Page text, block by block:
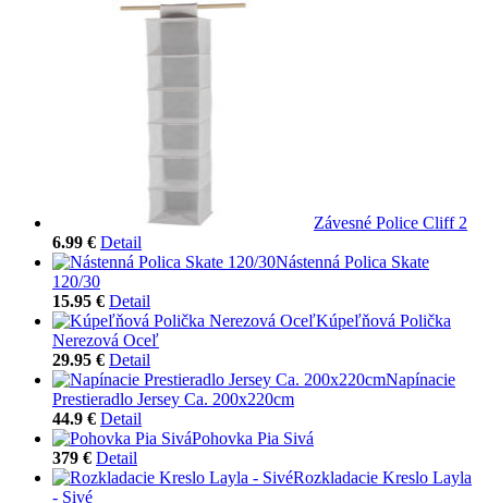
Závesné Police Cliff 2
6.99 € Detail
Nástenná Polica Skate
120/30
15.95 € Detail
Kúpeľňová Polička
Nerezová Oceľ
29.95 € Detail
Napínacie
Prestieradlo Jersey Ca. 200x220cm
44.9 € Detail
Pohovka Pia Sivá
379 € Detail
Rozkladacie Kreslo Layla
- Sivé